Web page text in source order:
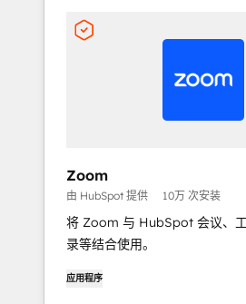
Zoom
由 HubSpot 提供 10万 次安装
将 Zoom 与 HubSpot 会议、
录等结合使用。
应用程序